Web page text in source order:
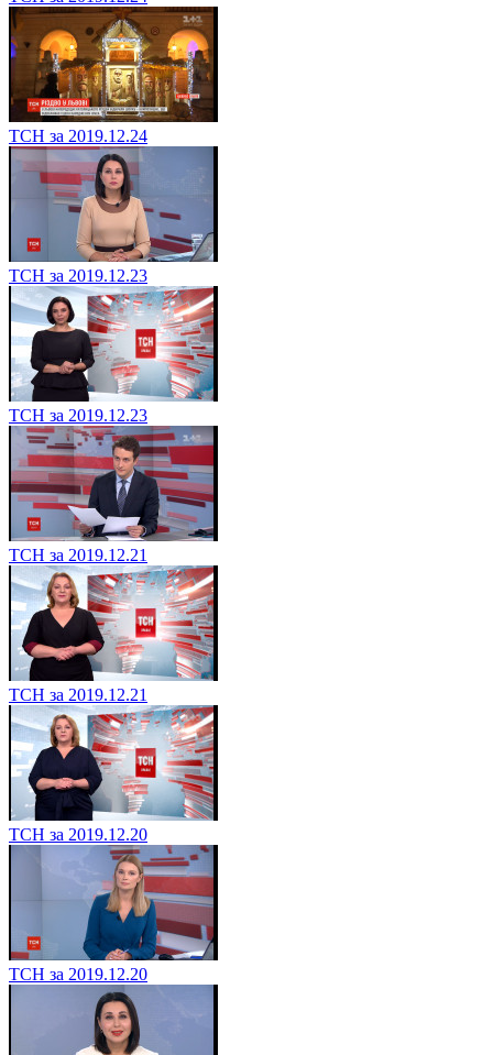
ТСН за 2019.12.24
ТСН за 2019.12.23
ТСН за 2019.12.23
ТСН за 2019.12.21
ТСН за 2019.12.21
ТСН за 2019.12.20
ТСН за 2019.12.20